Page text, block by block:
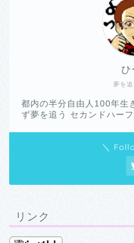
夢を追
ひ
都内の半分自由人100年生
ず夢を追う セカンドハー
＼
リンク